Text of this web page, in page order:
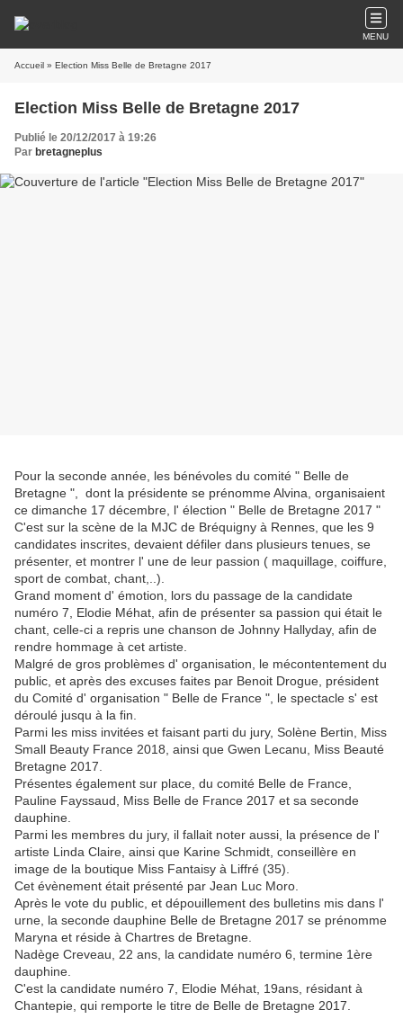
MENU
Accueil » Election Miss Belle de Bretagne 2017
Election Miss Belle de Bretagne 2017
Publié le 20/12/2017 à 19:26
Par bretagneplus
Pour la seconde année, les bénévoles du comité " Belle de
Bretagne ", dont la présidente se prénomme Alvina, organisaient
ce dimanche 17 décembre, l' élection " Belle de Bretagne 2017 "
C'est sur la scène de la MJC de Bréquigny à Rennes, que les 9
candidates inscrites, devaient défiler dans plusieurs tenues, se
présenter, et montrer l' une de leur passion ( maquillage, coiffure,
sport de combat, chant,..).
Grand moment d' émotion, lors du passage de la candidate
numéro 7, Elodie Méhat, afin de présenter sa passion qui était le
chant, celle-ci a repris une chanson de Johnny Hallyday, afin de
rendre hommage à cet artiste.
Malgré de gros problèmes d' organisation, le mécontentement du
public, et après des excuses faites par Benoit Drogue, président
du Comité d' organisation " Belle de France ", le spectacle s' est
déroulé jusqu à la fin.
Parmi les miss invitées et faisant parti du jury, Solène Bertin, Miss
Small Beauty France 2018, ainsi que Gwen Lecanu, Miss Beauté
Bretagne 2017.
Présentes également sur place, du comité Belle de France,
Pauline Fayssaud, Miss Belle de France 2017 et sa seconde
dauphine.
Parmi les membres du jury, il fallait noter aussi, la présence de l'
artiste Linda Claire, ainsi que Karine Schmidt, conseillère en
image de la boutique Miss Fantaisy à Liffré (35).
Cet évènement était présenté par Jean Luc Moro.
Après le vote du public, et dépouillement des bulletins mis dans l'
urne, la seconde dauphine Belle de Bretagne 2017 se prénomme
Maryna et réside à Chartres de Bretagne.
Nadège Creveau, 22 ans, la candidate numéro 6, termine 1ère
dauphine.
C'est la candidate numéro 7, Elodie Méhat, 19ans, résidant à
Chantepie, qui remporte le titre de Belle de Bretagne 2017.